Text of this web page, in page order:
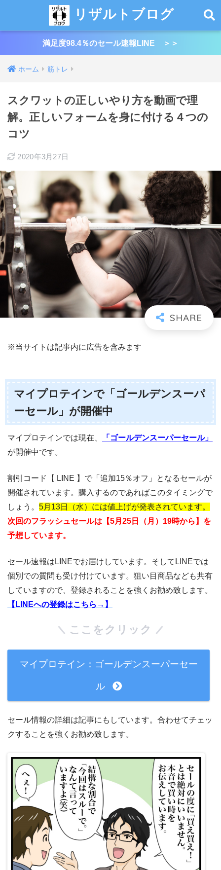
リザルトブログ
満足度98.4％のセール速報LINE ＞＞
ホーム 筋トレ
スクワットの正しいやり方を動画で理
解。正しいフォームを身に付ける４つの
コツ
2020年3月27日
※当サイトは記事内に広告を含みます
マイプロテインで「ゴールデンスーパ
ーセール」が開催中
マイプロテインでは現在、
「ゴールデンスーパーセール」
が開催中です。
割引コード【 LINE 】で「追加15％オフ」となるセールが
開催されています。購入するのであればこのタイミングで
しょう。 5月13日（水）には値上げが発表されています。
次回のフラッシュセールは【5月25日（月）19時から】を
予想しています。
セール速報はLINEでお届けしています。そしてLINEでは
個別での質問も受け付けています。狙い目商品なども共有
していますので、登録されることを強くお勧め致します。
【LINEへの登録はこちら→】
ここをクリック
マイプロテイン：ゴールデンスーパーセー
ル
セール情報の詳細は記事にもしています。合わせてチェッ
クすることを強くお勧め致します。